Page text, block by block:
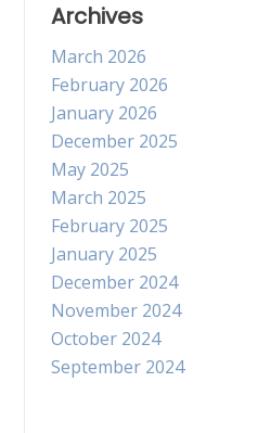
Archives
March 2026
February 2026
January 2026
December 2025
May 2025
March 2025
February 2025
January 2025
December 2024
November 2024
October 2024
September 2024